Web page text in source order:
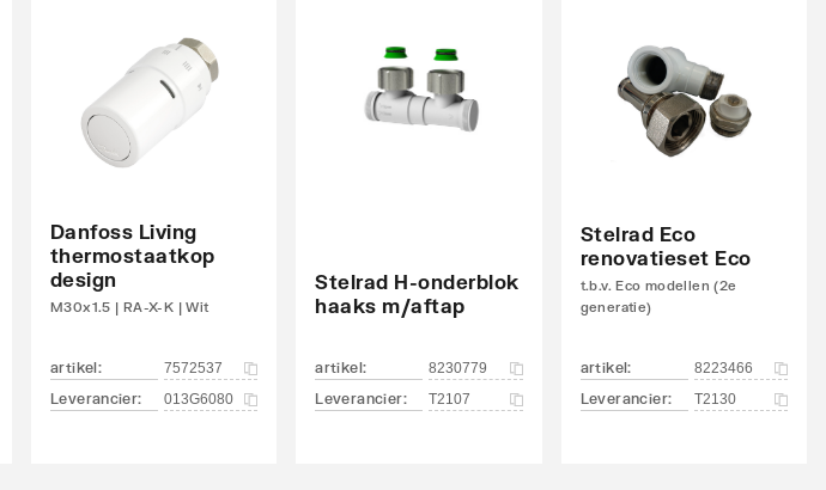
Danfoss Living
thermostaatkop
design
M30x1.5 | RA-X-K | Wit
artikel: 7572537
Leverancier: 013G6080
Stelrad H-onderblok
haaks m/aftap
artikel: 8230779
Leverancier: T2107
Stelrad Eco
renovatieset Eco
t.b.v. Eco modellen (2e
generatie)
artikel: 8223466
Leverancier: T2130